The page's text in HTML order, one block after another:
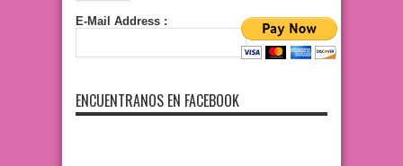
E-Mail Address :
ENCUENTRANOS EN FACEBOOK